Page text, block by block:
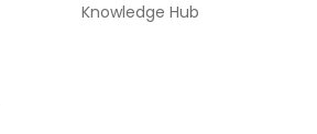
Knowledge Hub